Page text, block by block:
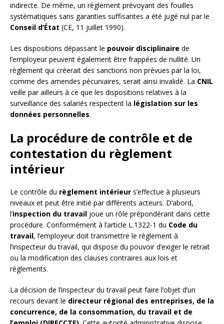
indirecte. De même, un règlement prévoyant des fouilles
systématiques sans garanties suffisantes a été jugé nul par le
Conseil d’État (CE, 11 juillet 1990).
Les dispositions dépassant le pouvoir disciplinaire de
l’employeur peuvent également être frappées de nullité. Un
règlement qui créerait des sanctions non prévues par la loi,
comme des amendes pécuniaires, serait ainsi invalidé. La CNIL
veille par ailleurs à ce que les dispositions relatives à la
surveillance des salariés respectent la législation sur les
données personnelles.
La procédure de contrôle et de
contestation du règlement
intérieur
Le contrôle du règlement intérieur s’effectue à plusieurs
niveaux et peut être initié par différents acteurs. D’abord,
l’inspection du travail joue un rôle prépondérant dans cette
procédure. Conformément à l’article L.1322-1 du Code du
travail, l’employeur doit transmettre le règlement à
l’inspecteur du travail, qui dispose du pouvoir d’exiger le retrait
ou la modification des clauses contraires aux lois et
règlements.
La décision de l’inspecteur du travail peut faire l’objet d’un
recours devant le directeur régional des entreprises, de la
concurrence, de la consommation, du travail et de